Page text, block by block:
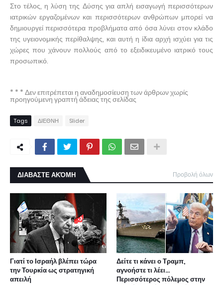
Στο τέλος, η λύση της Δύσης για απλή εισαγωγή περισσότερων
ιατρικών εργαζομένων και περισσότερων ανθρώπων μπορεί να
δημιουργεί περισσότερα προβλήματα από όσα λύνει στον κλάδο
της υγειονομικής περίθαλψης, και αυτή η ίδια αρχή ισχύει για τις
χώρες που χάνουν πολλούς από το εξειδικευμένο ιατρικό τους
προσωπικό.
* * * Δεν επιτρέπεται η αναδημοσίευση των άρθρων χωρίς
προηγούμενη γραπτή άδειας της σελίδας
Tags ΔΙΕΘΝΗ Slider
ΔΙΑΒΑΣΤΕ ΑΚΌΜΗ Προβολή όλων
Γιατί το Ισραήλ βλέπει τώρα
την Τουρκία ως στρατηγική
απειλή
Δείτε τι κάνει ο Τραμπ,
αγνοήστε τι λέει...
Περισσότερος πόλεμος στην